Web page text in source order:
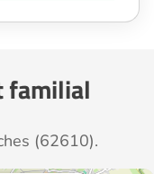
familial
(62610).